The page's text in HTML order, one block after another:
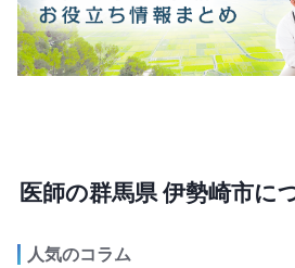
医師の群馬県 伊勢崎市に
人気のコラム